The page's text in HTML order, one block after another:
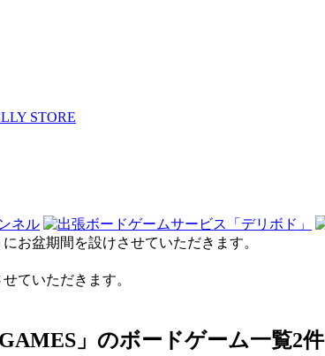
STORE
お盆期間を設けさせていただきます。
ていただきます。
」のボードゲーム一覧2件